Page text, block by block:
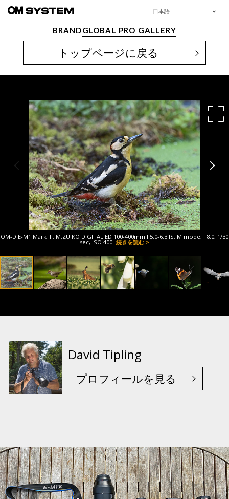
BRANDGLOBAL PRO GALLERY
日本語
トップページに戻る
OM-D E-M1 Mark III, M.ZUIKO DIGITAL ED 100-400mm F5.0-6.3 IS, M mode, F8.0, 1/30
sec, ISO 400 続きを読む >
David Tipling
プロフィールを見る